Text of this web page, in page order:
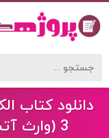
دانلود کتاب
3 (وارث آتش) سارا جی. ماس (PDF)